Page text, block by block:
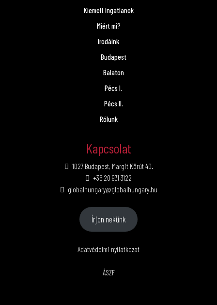
Kiemelt Ingatlanok
Miért mi?
Irodáink
Budapest
Balaton
Pécs I.
Pécs II.
Rólunk
Kapcsolat
1027 Budapest, Margit Körút 40.
+36 20 931 3122
globalhungary@globalhungary.hu
Írjon nekünk
Adatvédelmi nyilatkozat
ÁSZF